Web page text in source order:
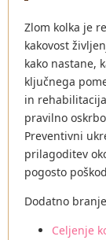
Zlom kolka je
kakovost
kako nastane,
ključnega
in
pravilno
Preventivni
prilagoditev
pogosto
Dodatno
Celjenje